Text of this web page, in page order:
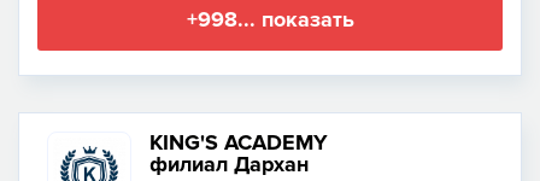
+998... показать
KING'S ACADEMY
филиал Дархан